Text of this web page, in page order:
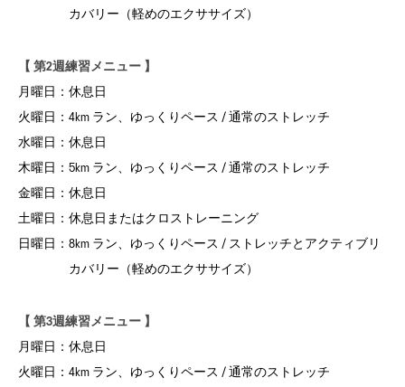
カバリー（軽めのエクササイズ）
【 第2週練習メニュー 】
月曜日： 休息日
火曜日： 4km ラン、ゆっくりペース / 通常のストレッチ
水曜日： 休息日
木曜日： 5km ラン、ゆっくりペース / 通常のストレッチ
金曜日： 休息日
土曜日： 休息日またはクロストレーニング
日曜日： 8km ラン、ゆっくりペース / ストレッチとアクティブリ
カバリー（軽めのエクササイズ）
【 第3週練習メニュー 】
月曜日： 休息日
火曜日： 4km ラン、ゆっくりペース / 通常のストレッチ